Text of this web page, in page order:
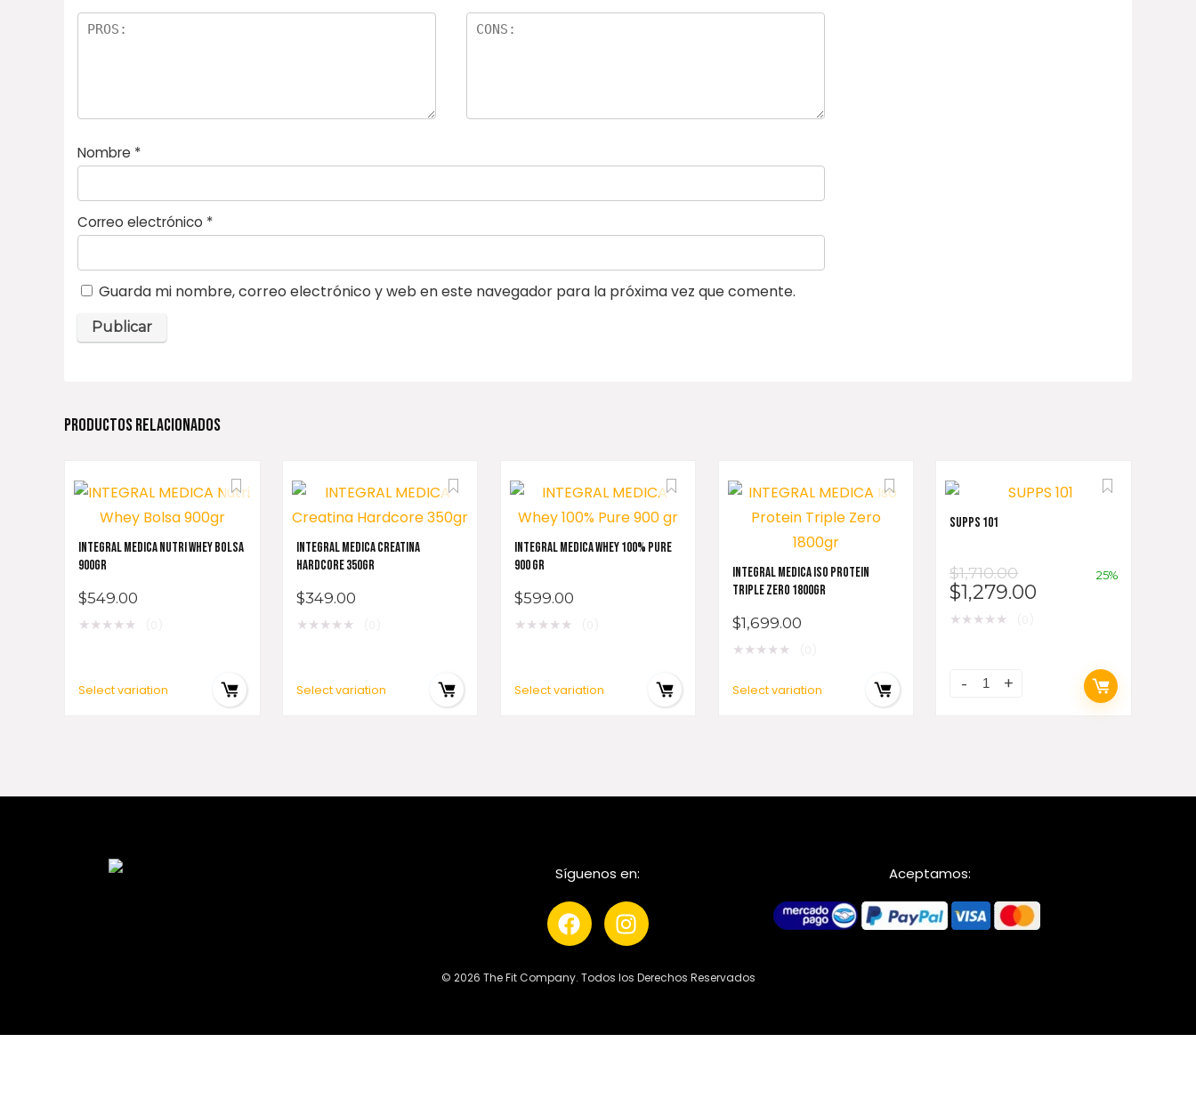
el
Nombre *
Correo electrónico *
Guarda mi nombre, correo electrónico y web en este navegador para la próxima vez que comente.
PRODUCTOS RELACIONADOS
INTEGRAL MEDICA NUTRI WHEY BOLSA
900GR
$549.00
★★★★★
Select variation
INTEGRAL MEDICA CREATINA
HARDCORE 350GR
$349.00
★★★★★
Select variation
INTEGRAL MEDICA WHEY 100% PURE
900 GR
$599.00
★★★★★
Select variation
INTEGRAL MEDICA ISO PROTEIN
TRIPLE ZERO 1800GR
$1,699.00
★★★★★
Select variation
SUPPS 101
$1,710.00
$1,279.00
25%
★★★★★
Síguenos en: Aceptamos:
© 2026 The Fit Company. Todos los Derechos Reservados